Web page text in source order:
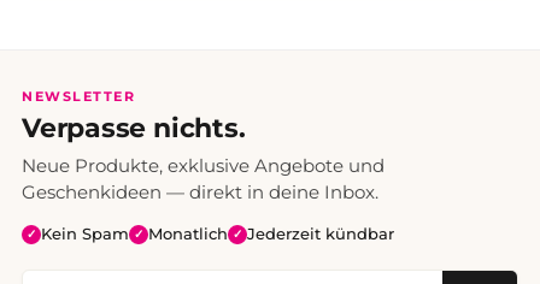
NEWSLETTER
Verpasse nichts.
Neue Produkte, exklusive Angebote und
Geschenkideen — direkt in deine Inbox.
✓ Kein Spam ✓ Monatlich ✓ Jederzeit kündbar